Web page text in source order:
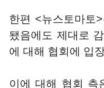
한편 <뉴스토마토
됐음에도 제대로
에 대해 협회에 입
이에 대해 협회 측